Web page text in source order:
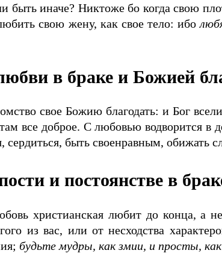
иначе? Никтоже бо когда свою
свою жену, как свое тело: ибо
в браке и Божией
свое Божию благодать: и Бог
все доброе. С любовью водворится
сердиться, быть свое­нравным, обижать
и постоянстве в
христианская любит до конца, а
из вас, или от несходства
будьте мудры, как змии, и просты, как